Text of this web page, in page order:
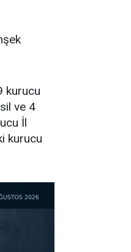
kurucu
ve 4
İl
kurucu